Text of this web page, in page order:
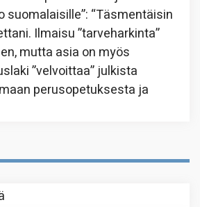
suomalaisille”: “Täsmentäisin
Ilmaisu ”tarveharkinta”
mutta asia on myös
”velvoittaa” julkista
perusopetuksesta ja